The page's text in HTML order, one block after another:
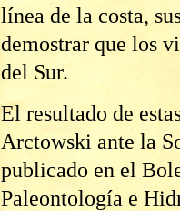
línea de la costa,
demostrar que los
del Sur.
El resultado de
Arctowski ante la
publicado en el
Paleontología e